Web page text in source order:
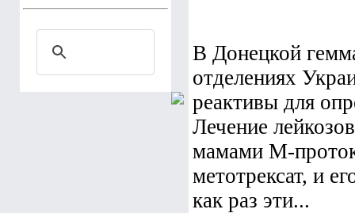
В Донецкой
отделениях
реактивы для
Лечение
мамами М-
метотрексат, и
как раз эти...